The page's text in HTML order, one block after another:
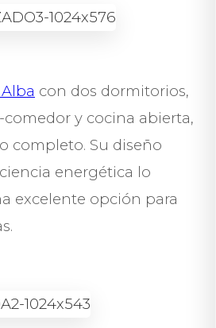
con dos dormitorios,
y cocina abierta,
completo. Su diseño
energética lo
excelente opción para